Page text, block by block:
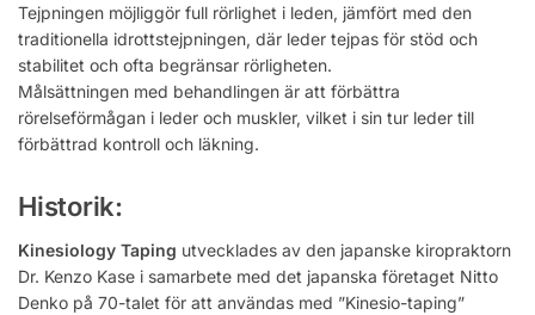
Tejpningen möjliggör full rörlighet i leden, jämfört med den
traditionella idrottstejpningen, där leder tejpas för stöd och
stabilitet och ofta begränsar rörligheten.
Målsättningen med behandlingen är att förbättra
rörelseförmågan i leder och muskler, vilket i sin tur leder till
förbättrad kontroll och läkning.
Historik:
Kinesiology Taping utvecklades av den japanske kiropraktorn
Dr. Kenzo Kase i samarbete med det japanska företaget Nitto
Denko på 70-talet för att användas med ”Kinesio-taping”